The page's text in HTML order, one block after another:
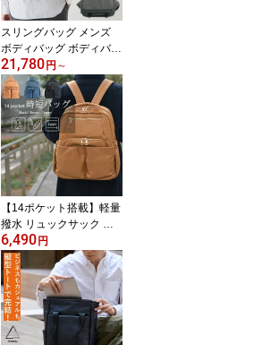
レディース カバック kab
ag el8599a
スリングバッグ メンズ
ボディバッグ ボディバッ
ク ナイロン ipad 13イン
チ ノートパソコン pc 撥
水 防水 軽い 大容量 大き
め 耐久性 黒 ワンショル
ダーバッグ カメラバッグ
斜めがけバック シンプル
黒 カーキ ネイビー Maku
ake 父の日 タフビッグス
リング TRIDEAL tr0008
21,780円 ～
【14ポケット搭載】軽量
撥水 リュックサック 通
勤 通学 B5 大容量 多機能
レディース 40代 50代 60
代 時短バッグ ママバッ
グ 多収納 ポケット カバ
ン 鞄 黒 グリーン 緑 ブラ
ウン 茶 お出かけ プレゼ
ント 母の日 敬老の日 送
6,490円